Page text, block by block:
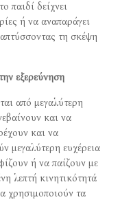
παιδί δείχνει
ή να αναπαράγει
τη σκέψη
εξερεύνηση
από μεγαλύτερη
και να
και να
μεγαλύτερη ευχέρεια
ή να παίζουν με
λεπτή κινητικότητά
χρησιμοποιούν τα